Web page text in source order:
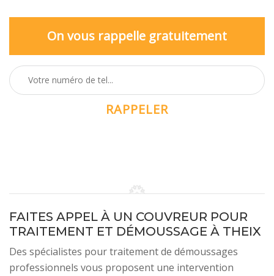
On vous rappelle gratuitement
FAITES APPEL À UN COUVREUR POUR
TRAITEMENT ET DÉMOUSSAGE À THEIX
Des spécialistes pour traitement de démoussages
professionnels vous proposent une intervention